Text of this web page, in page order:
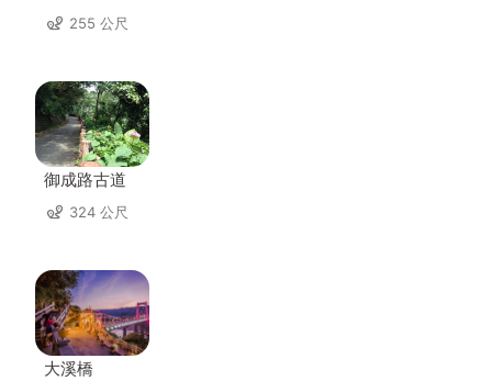
255 公尺
御成路古道
324 公尺
大溪橋